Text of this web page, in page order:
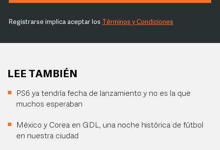
Registrarse implica aceptar los Términos y Condiciones
LEE TAMBIÉN
PS6 ya tendría fecha de lanzamiento y no es la que
muchos esperaban
México y Corea en GDL, una noche histórica de fútbol
en nuestra ciudad